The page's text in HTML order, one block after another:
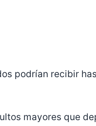
podrían recibir
mayores que